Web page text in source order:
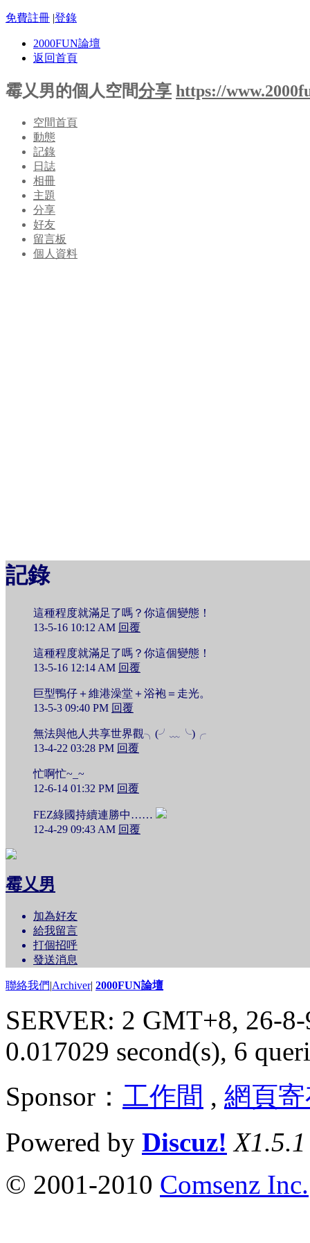
免費註冊 |登錄
2000FUN論壇
返回首頁
霉乂男的個人空間分享 https://
空間首頁
動態
記錄
日誌
相冊
主題
分享
好友
留言板
個人資料
記錄
這種程度就滿足了嗎？你這個變態！
13-5-16 10:12 AM 回覆
這種程度就滿足了嗎？你這個變態！
13-5-16 12:14 AM 回覆
巨型鴨仔＋維港澡堂＋浴袍＝走光。
13-5-3 09:40 PM 回覆
無法與他人共享世界觀╮(╯﹏╰)╭
13-4-22 03:28 PM 回覆
忙啊忙~_~
12-6-14 01:32 PM 回覆
FEZ綠國持續連勝中……
12-4-29 09:43 AM 回覆
霉乂男
加為好友
給我留言
打個招呼
發送消息
聯絡我們|Archiver| 2000FUN論壇
SERVER: 2 GMT+8, 26-
0.017029 second(s), 6
Sponsor： 工作間 , 網頁
Powered by Discuz! X1.5.1
© 2001-2010 Comsenz Inc.